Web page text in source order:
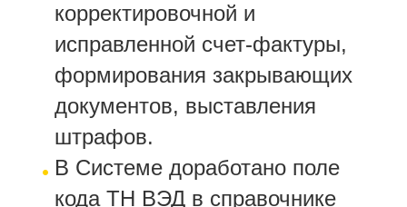
корректировочной и
исправленной счет-фактуры,
формирования закрывающих
документов, выставления
штрафов.
В Системе доработано поле
кода ТН ВЭД в справочнике